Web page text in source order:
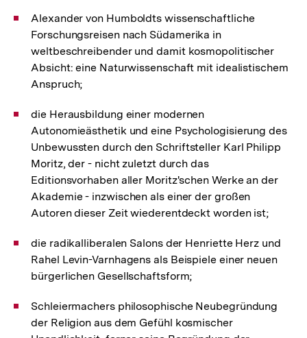
Alexander von Humboldts wissenschaftliche
Forschungsreisen nach Südamerika in
weltbeschreibender und damit kosmopolitischer
Absicht: eine Naturwissenschaft mit idealistischem
Anspruch;
die Herausbildung einer modernen
Autonomieästhetik und eine Psychologisierung des
Unbewussten durch den Schriftsteller Karl Philipp
Moritz, der - nicht zuletzt durch das
Editionsvorhaben aller Moritz'schen Werke an der
Akademie - inzwischen als einer der großen
Autoren dieser Zeit wiederentdeckt worden ist;
die radikalliberalen Salons der Henriette Herz und
Rahel Levin-Varnhagens als Beispiele einer neuen
bürgerlichen Gesellschaftsform;
Schleiermachers philosophische Neubegründung
der Religion aus dem Gefühl kosmischer